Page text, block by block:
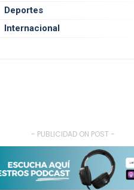
Deportes
Internacional
- PUBLICIDAD ON POST -